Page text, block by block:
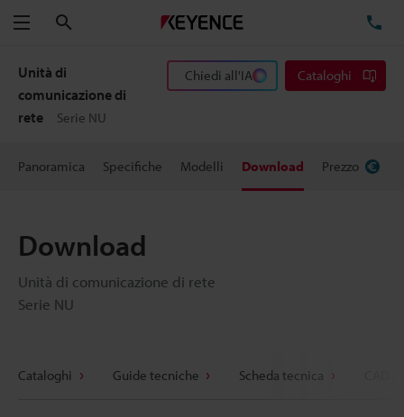
Menu
Unità di
comunicazione di
rete
Serie NU
Chiedi all'IA Cataloghi
Panoramica Specifiche Modelli Download Prezzo
Download
Unità di comunicazione di rete
Serie NU
Cataloghi Guide tecniche Scheda tecnica